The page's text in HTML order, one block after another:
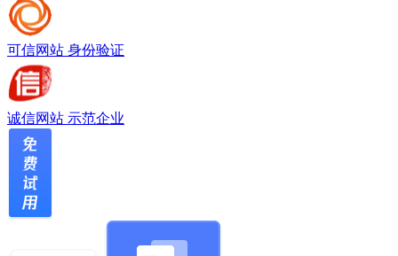
可信网站 身份验证
诚信网站 示范企业